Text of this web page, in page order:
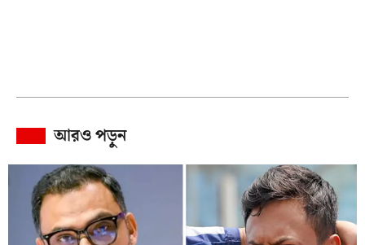
আরও পড়ুন